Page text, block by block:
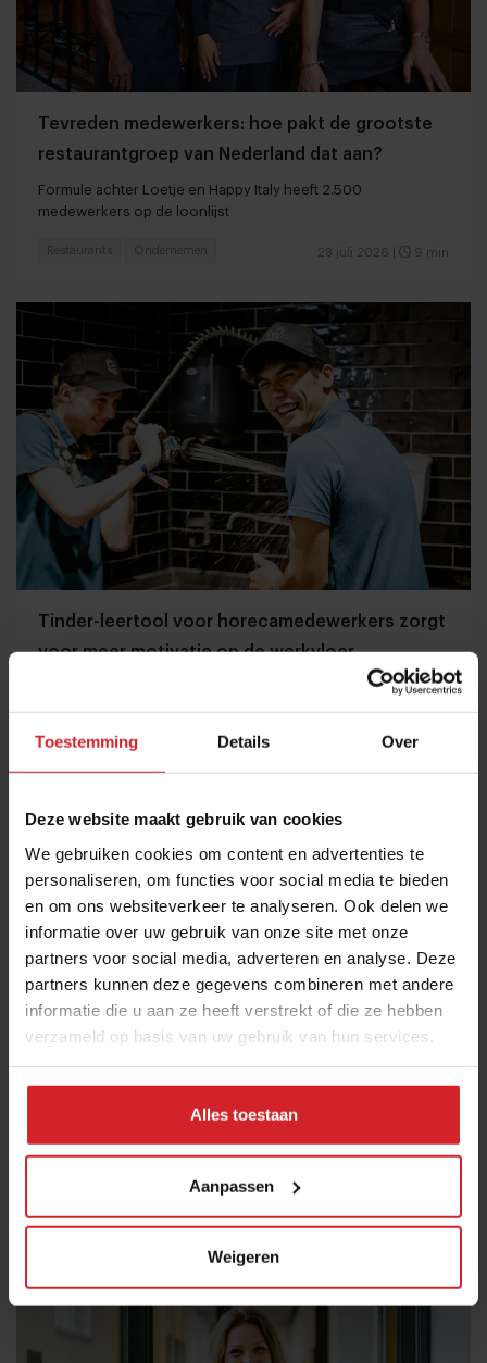
Toestemming Details Over
Deze website maakt gebruik van cookies
We gebruiken cookies om content en advertenties te
personaliseren, om functies voor social media te bieden
en om ons websiteverkeer te analyseren. Ook delen we
informatie over uw gebruik van onze site met onze
partners voor social media, adverteren en analyse. Deze
partners kunnen deze gegevens combineren met andere
informatie die u aan ze heeft verstrekt of die ze hebben
verzameld op basis van uw gebruik van hun services.
Alles toestaan
Aanpassen
Weigeren
Tevreden medewerkers: hoe pakt de grootste
restaurantgroep van Nederland dat aan?
Formule achter Loetje en Happy Italy heeft 2.500
medewerkers op de loonlijst
28 juli 2026 9 min
Restaurants Ondernemen
Tinder-leertool voor horecamedewerkers zorgt
voor meer motivatie op de werkvloer
Opleidingsscan op basis van AI leidt tot beter opgeleid
personeel
28 juli 2026| 4 min
Onderwijs Innovatie
Bij Onda in Den Haag mogen gasten hun eigen
vinylplaten draaien
Deze listening bar heeft misschien wel de beste